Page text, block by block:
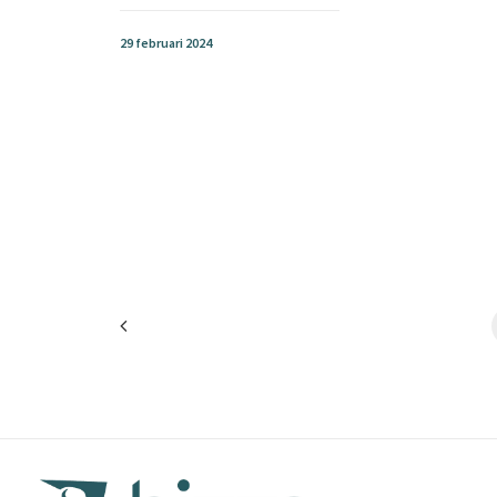
29 februari 2024